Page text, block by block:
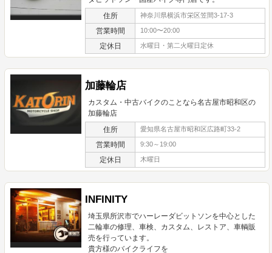
住所 神奈川県横浜市栄区笠間3-17-3
営業時間 10:00〜20:00
定休日 水曜日・第二火曜日定休
加藤輪店
カスタム・中古バイクのことなら名古屋市昭和区の
加藤輪店
住所 愛知県名古屋市昭和区広路町33-2
営業時間 9:30～19:00
定休日 木曜日
INFINITY
埼玉県所沢市でハーレーダビットソンを中心とした
二輪車の修理、車検、カスタム、レストア、車輌販
売を行っています。
貴方様のバイクライフを